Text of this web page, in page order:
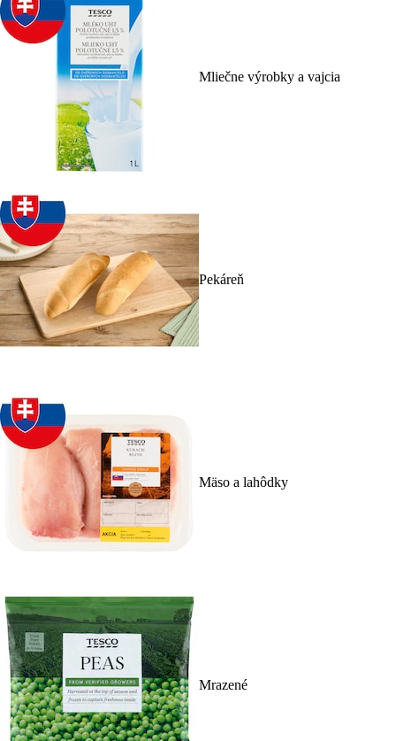
Mliečne výrobky a vajcia
Pekáreň
Mäso a lahôdky
Mrazené